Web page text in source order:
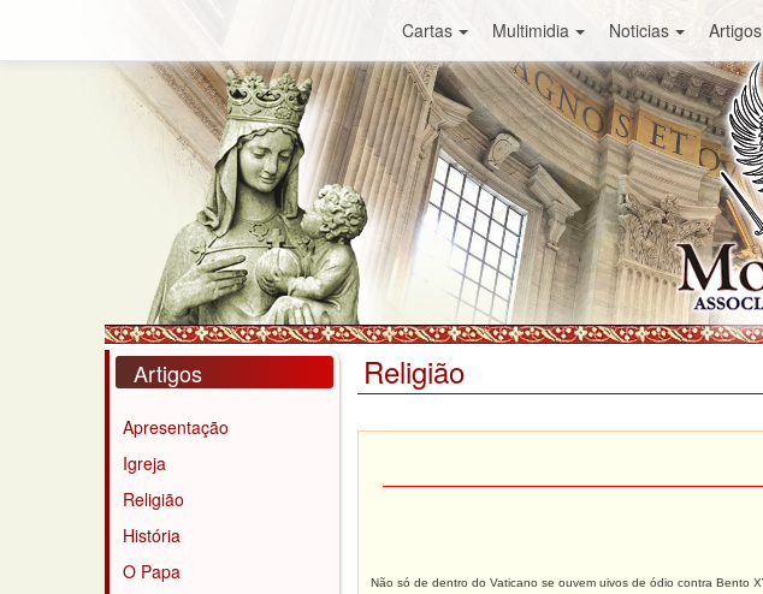
Cartas Multimidia Noticias Artigos
Artigos
Apresentação
Igreja
Religião
História
O Papa
Religião
Não só de dentro do Vaticano se ouvem uivos de ódio contra Bento